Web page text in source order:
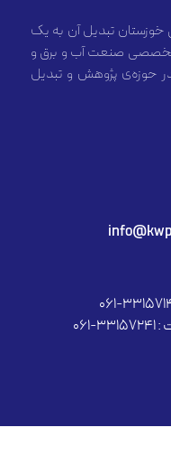
تبدیل آن به یک
تخصصی صنعت آب و برق و
حوزه‌ی پژوهش و تبدیل